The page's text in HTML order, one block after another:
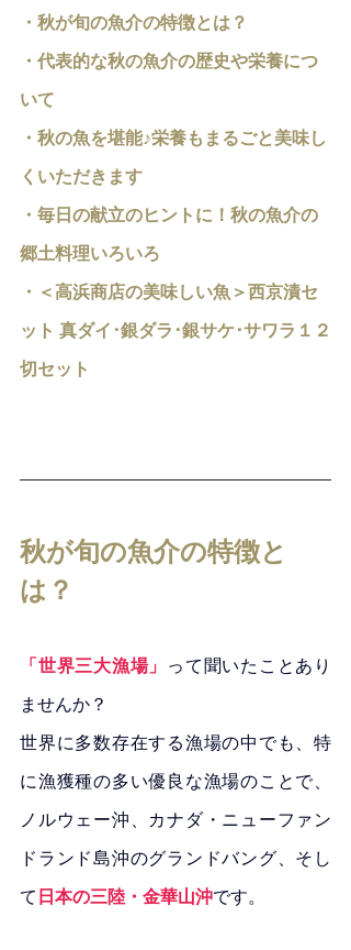
・ 秋が旬の魚介の特徴とは？
・ 代表的な秋の魚介の歴史や栄養につ
いて
・ 秋の魚を堪能♪栄養もまるごと美味し
くいただきます
・毎日の献立のヒントに！秋の魚介の
郷土料理いろいろ
・＜高浜商店の美味しい魚＞西京漬セ
ット 真ダイ･銀ダラ･銀サケ･サワラ１２
切セット
秋が旬の魚介の特徴と
は？
「世界三大漁場」 って聞いたことあり
ませんか？
世界に多数存在する漁場の中でも、特
に漁獲種の多い優良な漁場のことで、
ノルウェー沖、カナダ・ニューファン
ドランド島沖のグランドバング、そし
て 日本の三陸・金華山沖です。